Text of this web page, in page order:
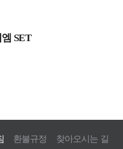
SET
환불규정 찾아오시는 길